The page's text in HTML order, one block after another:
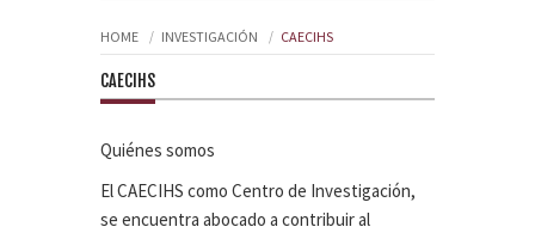
HOME INVESTIGACIÓN CAECIHS
CAECIHS
Quiénes somos
El CAECIHS como Centro de Investigación,
se encuentra abocado a contribuir al